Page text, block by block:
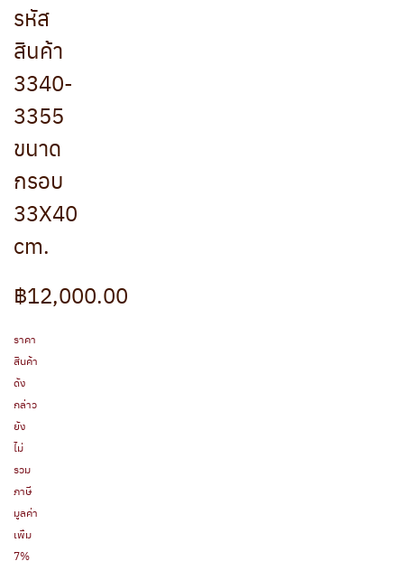
รหัส
สินค้า
3340-
3355
ขนาด
กรอบ
33X40
cm.
฿12,000.00
ราคา
สินค้า
ดัง
กล่าว
ยัง
ไม่
รวม
ภาษี
มูลค่า
เพิ่ม
7%